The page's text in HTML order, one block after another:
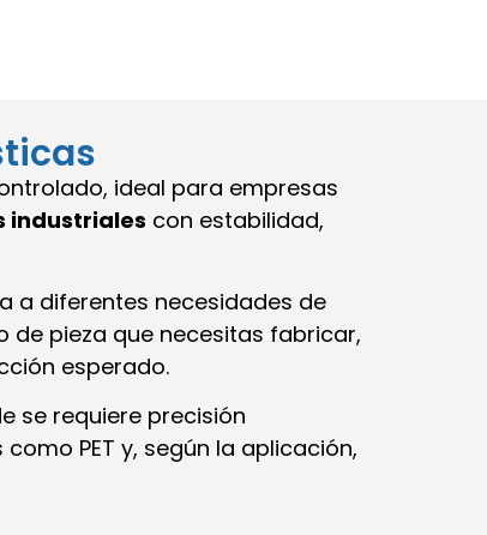
ideal para empresas
industriales con estabilidad,
a diferentes necesidades de
de pieza que necesitas fabricar,
esperado.
se requiere precisión
PET y, según la aplicación,